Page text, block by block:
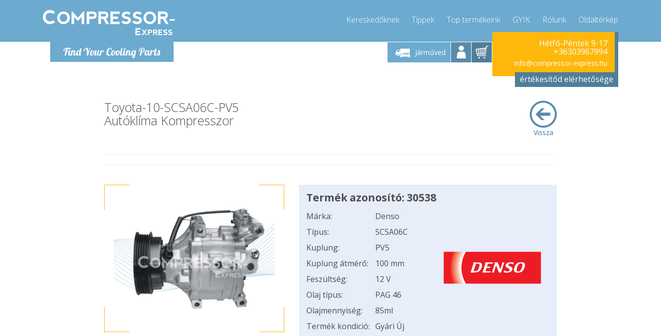
Find Your Cooling Parts
Kereskedőknek Tippek Top termékeink GYIK Rólunk Oldaltérkép
Járműved
Hétfő-Péntek 9-17
+36303967994
info@compressor-express.hu
Hívjon!
Hétfő-Péntek 9-17
info@compressor-express.hu
Hívjon!
+36303967994
Hétfő-Péntek 9-17
+36303967994
info@compressor-express.hu
értékesítőd elérhetősége
Vissza
Toyota-10-SCSA06C-PV5
Autóklíma Kompresszor
Termék azonosító: 30538
Márka:
Denso
Típus:
SCSA06C
Kuplung:
PV5
Kuplung átmérő:
100 mm
Feszültség:
12 V
Olaj típus:
PAG 46
Olajmennyiség:
85ml
Termék kondició: Gyári Új